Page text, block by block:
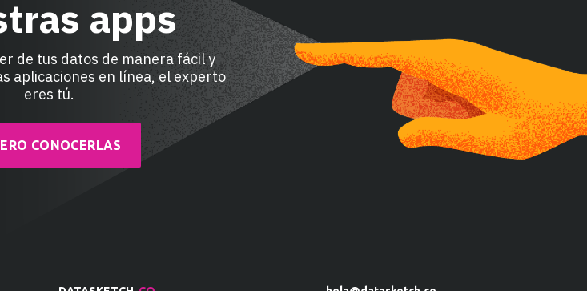
apps
de tus datos de manera fácil y
aplicaciones en línea, el experto
eres tú.
CONOCERLAS